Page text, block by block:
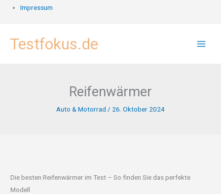
Impressum
InhaltTestfokus.de
Reifenwärmer
Auto & Motorrad / 26. Oktober 2024
Die besten Reifenwärmer im Test – So finden Sie das perfekte
Modell